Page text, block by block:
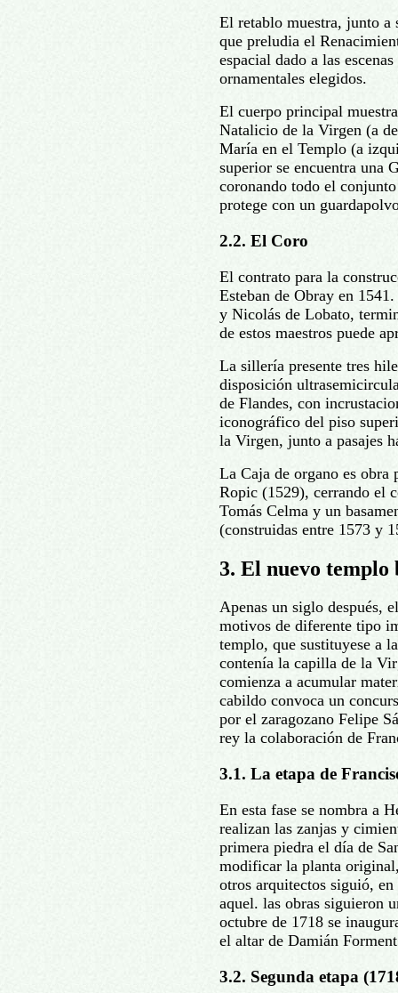
El retablo muestra, junto a
que preludia el
espacial dado a las
ornamentales elegidos.
El cuerpo principal
Natalicio de la Virgen (a
María en el Templo (a
superior se encuentra una
coronando todo el
protege con un
2.2. El Coro
El contrato para la
Esteban de Obray en
y Nicolás de Lobato,
de estos maestros puede
La sillería presente tres
disposición
de Flandes, con
iconográfico del piso
la Virgen, junto a pasajes
La Caja de organo es obra
Ropic (1529), cerrando el
Tomás Celma y un
(construidas entre 1573 y
3. El nuevo templo
Apenas un siglo después,
motivos de diferente tipo
templo, que sustituyese a
contenía la capilla de la
comienza a acumular
cabildo convoca un
por el zaragozano Felipe
rey la colaboración de
3.1. La etapa de
En esta fase se nombra a
realizan las zanjas y
primera piedra el día de
modificar la planta
otros arquitectos siguió,
aquel. las obras siguieron
octubre de 1718 se
el altar de Damián
3.2. Segunda etapa